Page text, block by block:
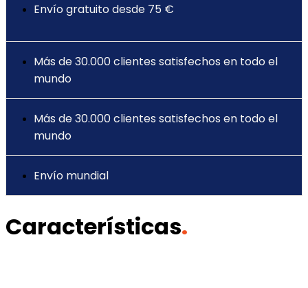
Envío gratuito desde 75 €
Más de 30.000 clientes satisfechos en todo el
mundo
Más de 30.000 clientes satisfechos en todo el
mundo
Envío mundial
Características.